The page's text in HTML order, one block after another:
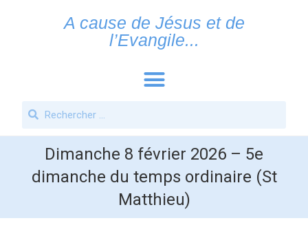
A cause de Jésus et de
l’Evangile...
Dimanche 8 février 2026 – 5e
dimanche du temps ordinaire (St
Matthieu)